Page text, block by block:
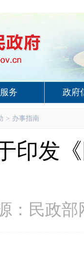
务 政府
> 办事指南
印发
：民政部